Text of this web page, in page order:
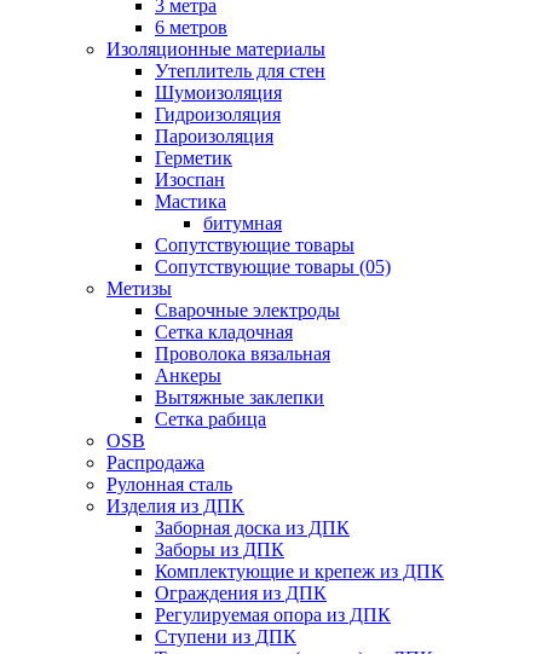
3 метра
6 метров
Изоляционные материалы
Утеплитель для стен
Шумоизоляция
Гидроизоляция
Пароизоляция
Герметик
Изоспан
Мастика
битумная
Сопутствующие товары
Сопутствующие товары (05)
Метизы
Сварочные электроды
Сетка кладочная
Проволока вязальная
Анкеры
Вытяжные заклепки
Сетка рабица
OSB
Распродажа
Рулонная сталь
Изделия из ДПК
Заборная доска из ДПК
Заборы из ДПК
Комплектующие и крепеж из ДПК
Ограждения из ДПК
Регулируемая опора из ДПК
Ступени из ДПК